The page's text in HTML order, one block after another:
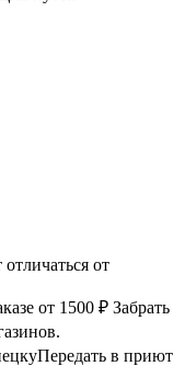
от
от 1500 ₽ Забрать
Передать в приют